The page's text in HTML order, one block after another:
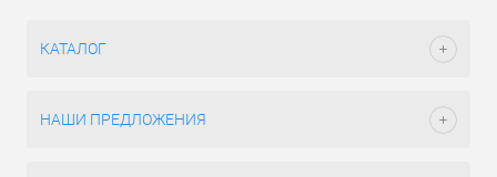
КАТАЛОГ
НАШИ ПРЕДЛОЖЕНИЯ